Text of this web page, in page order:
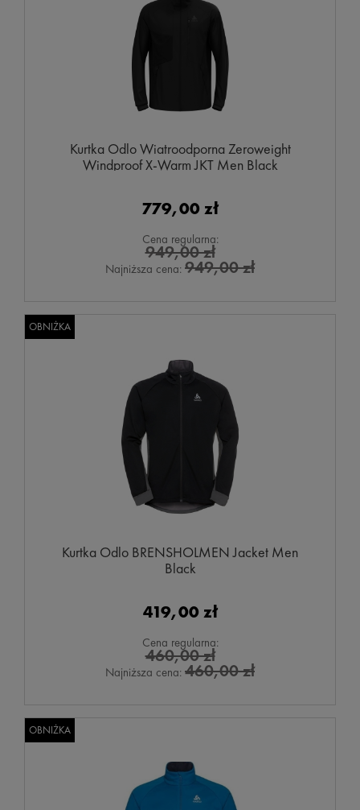
Kurtka Odlo Wiatroodporna Zeroweight
Windproof X-Warm JKT Men Black
779,00 zł
Cena regularna:
949,00 zł
Najniższa cena: 949,00 zł
Kurtka Odlo BRENSHOLMEN Jacket Men
Black
419,00 zł
Cena regularna:
460,00 zł
Najniższa cena: 460,00 zł
OBNIŻKA
OBNIŻKA